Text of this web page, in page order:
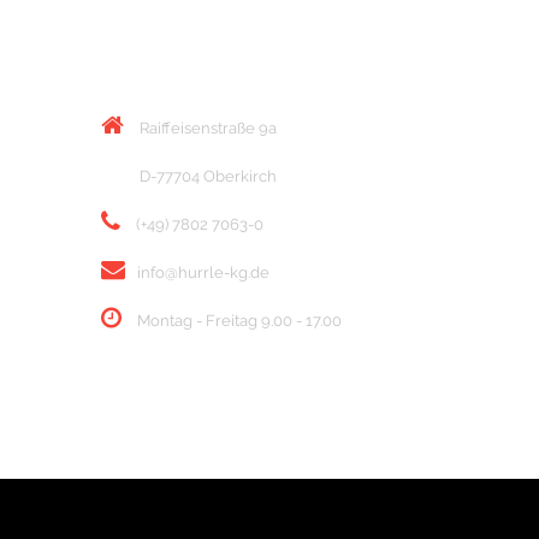
Raiffeisenstraße 9a
D-77704 Oberkirch
(+49) 7802 7063-0
info@hurrle-kg.de
Montag - Freitag 9.00 - 17.00